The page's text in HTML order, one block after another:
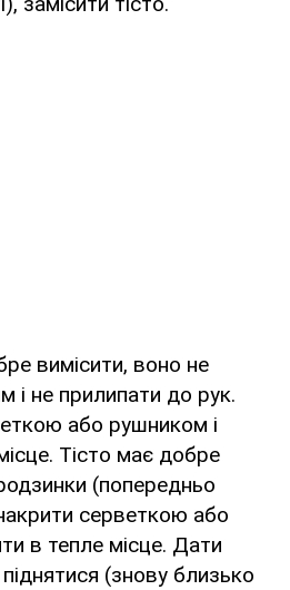
вимісити, воно не
і не прилипати до рук.
або рушником і
Тісто має добре
(попередньо
серветкою або
в тепле місце. Дати
(знову близько